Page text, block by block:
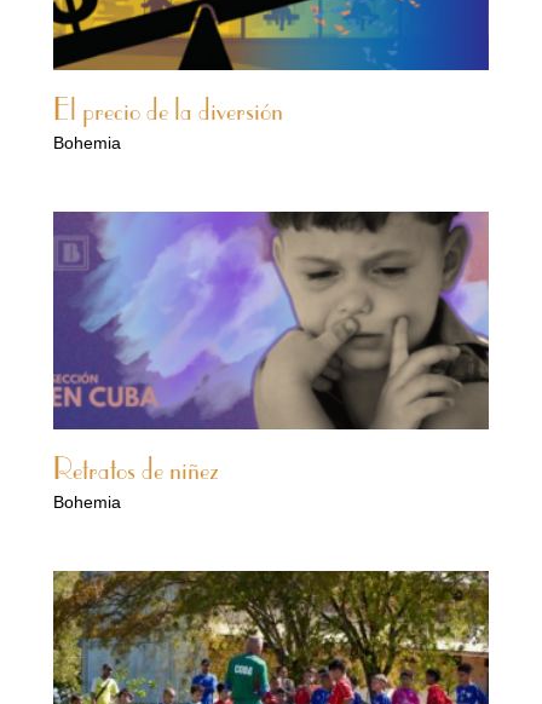
El precio de la diversión
Bohemia
Retratos de niñez
Bohemia